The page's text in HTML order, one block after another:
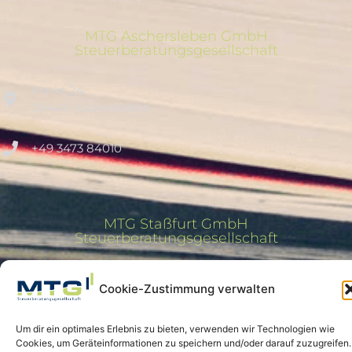
Cookie-Zustimmung verwalten
Um dir ein optimales Erlebnis zu bieten, verwenden wir Technologien wie
Cookies, um Geräteinformationen zu speichern und/oder darauf zuzugreifen.
MTG Aschersleben GmbH
Steuerberatungsgesellschaft
Markt 24,
06449 Aschersleben
+49 3473 84010
MTG Staßfurt GmbH
Steuerberatungsgesellschaft
Depotstraße 8,
39418 Staßfurt
+49 3925 9885730